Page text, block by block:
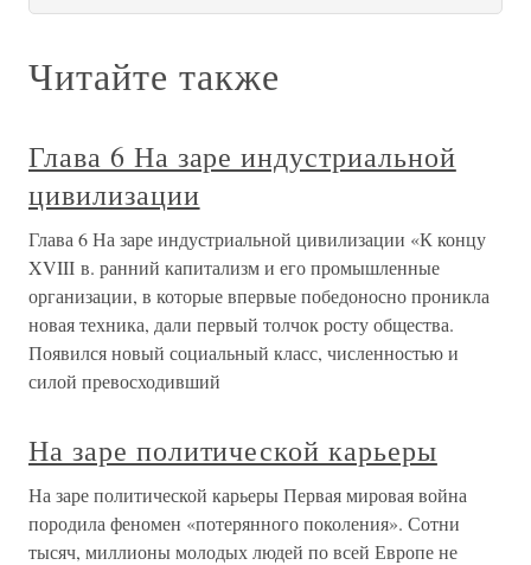
Читайте также
Глава 6 На заре индустриальной
цивилизации
Глава 6 На заре индустриальной цивилизации «К концу
XVIII в. ранний капитализм и его промышленные
организации, в которые впервые победоносно проникла
новая техника, дали первый толчок росту общества.
Появился новый социальный класс, численностью и
силой превосходивший
На заре политической карьеры
На заре политической карьеры Первая мировая война
породила феномен «потерянного поколения». Сотни
тысяч, миллионы молодых людей по всей Европе не